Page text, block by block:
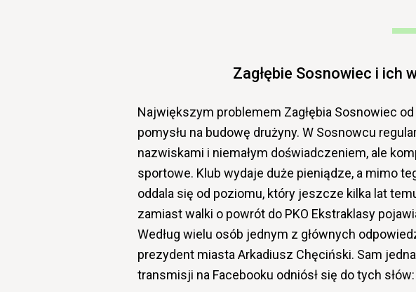
Zagłębie Sosnowiec i ich
Największym problemem Zagłębia Sosnowiec
pomysłu na budowę drużyny. W Sosnowcu
nazwiskami i niemałym doświadczeniem, ale
sportowe. Klub wydaje duże pieniądze, a mimo
oddala się od poziomu, który jeszcze kilka lat
zamiast walki o powrót do PKO Ekstraklasy
Według wielu osób jednym z głównych
prezydent miasta Arkadiusz Chęciński. Sam
transmisji na Facebooku odniósł się do tych słów: